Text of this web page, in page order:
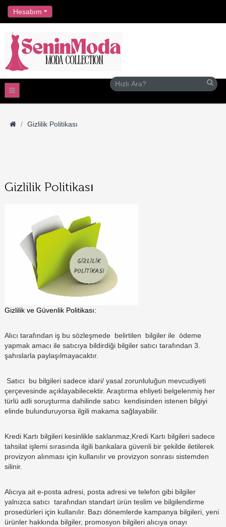
Hesabım
Gizlilik Politikası
Gizlilik Politikası
Gizlilik ve Güvenlik Politikası:
Alıcı tarafından iş bu sözleşmede belirtilen bilgiler ile ödeme
yapmak amacı ile satıcıya bildirdiği bilgiler satıcı tarafından 3.
şahıslarla paylaşılmayacaktır.
Satıcı bu bilgileri sadece idari/ yasal zorunluluğun mevcudiyeti
çerçevesinde açıklayabilecektir. Araştırma ehliyeti belgelenmiş her
türlü adli soruşturma dahilinde satıcı kendisinden istenen bilgiyi
elinde bulunduruyorsa ilgili makama sağlayabilir.
Kredi Kartı bilgileri kesinlikle saklanmaz,Kredi Kartı bilgileri sadece
tahsilat işlemi sırasında ilgili bankalara güvenli bir şekilde iletilerek
provizyon alınması için kullanılır ve provizyon sonrası sistemden
silinir.
Alıcıya ait e-posta adresi, posta adresi ve telefon gibi bilgiler
yalnızca satıcı tarafından standart ürün teslim ve bilgilendirme
prosedürleri için kullanılır. Bazı dönemlerde kampanya bilgileri, yeni
ürünler hakkında bilgiler, promosyon bilgileri alıcıya onayı